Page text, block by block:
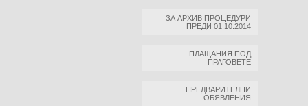
ЗА АРХИВ ПРОЦЕДУРИ
ПРЕДИ 01.10.2014
ПЛАЩАНИЯ ПОД
ПРАГОВЕТЕ
ПРЕДВАРИТЕЛНИ
ОБЯВЛЕНИЯ